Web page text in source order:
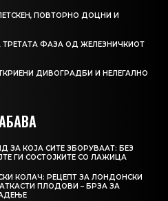
ПОВТОРНО ДОЦНИ И
ТРЕТАТА ФАЗА ОД ЖЕЛЕЗНИЧКИОТ
ДИВОГРАДБИ И НЕЛЕГАЛНО
ЗА КОЈА СИТЕ ЗБОРУВААТ: БЕЗ
ГИ СОСТОЈКИТЕ СО ЛАЖИЦА
КОЛАЧ: РЕЦЕПТ ЗА ЛОНДОНСКИ
ПЛОДОВИ – БРЗА ЗА